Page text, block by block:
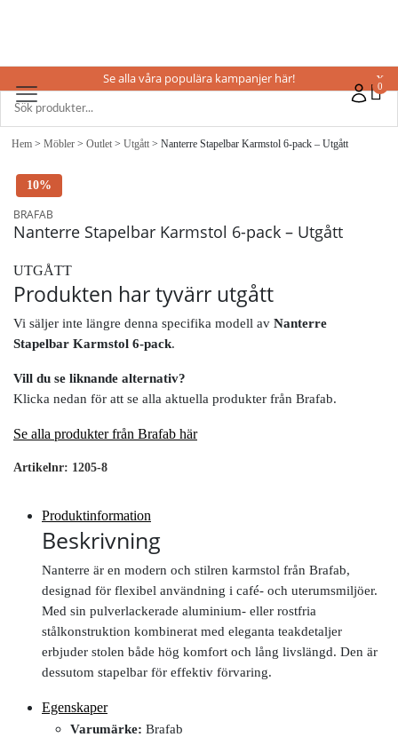
0
Se alla våra populära kampanjer här! X
Hem > Möbler > Outlet > Utgått > Nanterre Stapelbar Karmstol 6-pack – Utgått
10%
BRAFAB
Nanterre Stapelbar Karmstol 6-pack – Utgått
UTGÅTT
Produkten har tyvärr utgått
Vi säljer inte längre denna specifika modell av Nanterre
Stapelbar Karmstol 6-pack.
Vill du se liknande alternativ?
Klicka nedan för att se alla aktuella produkter från Brafab.
Se alla produkter från Brafab här
Artikelnr: 1205-8
Produktinformation
Beskrivning
Nanterre är en modern och stilren karmstol från Brafab,
designad för flexibel användning i café- och uterumsmiljöer.
Med sin pulverlackerade aluminium- eller rostfria
stålkonstruktion kombinerat med eleganta teakdetaljer
erbjuder stolen både hög komfort och lång livslängd. Den är
dessutom stapelbar för effektiv förvaring.
Egenskaper
Varumärke: Brafab